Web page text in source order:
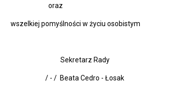
oraz
wszelkiej pomyślności w życiu osobistym
Sekretarz Rady
/ - / Beata Cedro - Łosak